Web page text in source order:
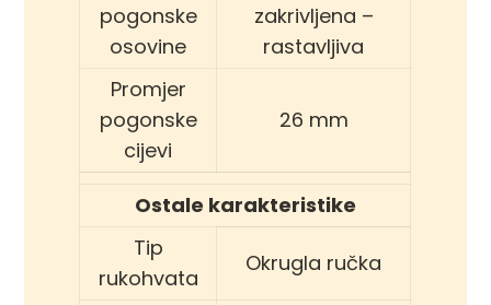
pogonske
osovine
zakrivljena –
rastavljiva
Promjer
pogonske
cijevi
26 mm
Ostale karakteristike
Tip
rukohvata
Okrugla ručka